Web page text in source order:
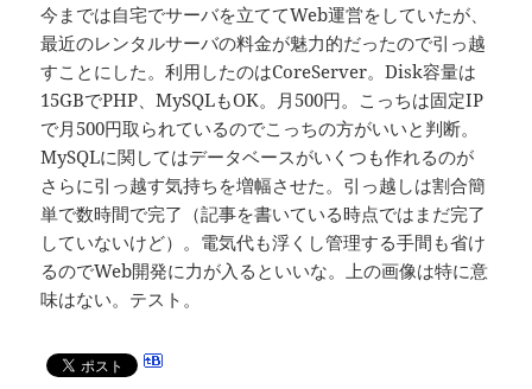
今までは自宅でサーバを立ててWeb運営をしていたが、
最近のレンタルサーバの料金が魅力的だったので引っ越
すことにした。利用したのはCoreServer。Disk容量は
15GBでPHP、MySQLもOK。月500円。こっちは固定IP
で月500円取られているのでこっちの方がいいと判断。
MySQLに関してはデータベースがいくつも作れるのが
さらに引っ越す気持ちを増幅させた。引っ越しは割合簡
単で数時間で完了（記事を書いている時点ではまだ完了
していないけど）。電気代も浮くし管理する手間も省け
るのでWeb開発に力が入るといいな。上の画像は特に意
味はない。テスト。